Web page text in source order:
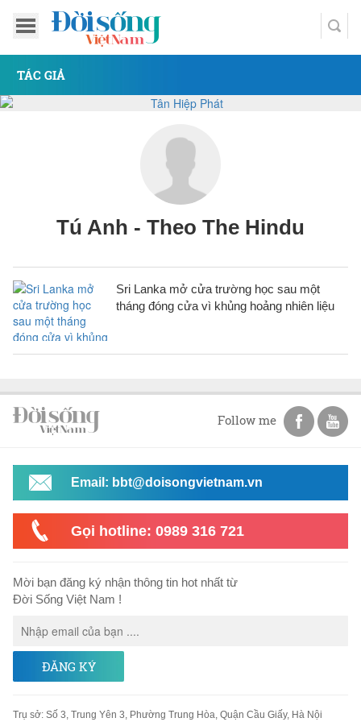
TÁC GIẢ
Tú Anh - Theo The Hindu
Sri Lanka mở cửa trường học sau một
tháng đóng cửa vì khủng hoảng nhiên liệu
Follow me
Email: bbt@doisongvietnam.vn
Gọi hotline: 0989 316 721
Mời bạn đăng ký nhận thông tin hot nhất từ
Đời Sống Việt Nam !
ĐĂNG KÝ
Trụ sở: Số 3, Trung Yên 3, Phường Trung Hòa, Quận Cầu Giấy, Hà Nội